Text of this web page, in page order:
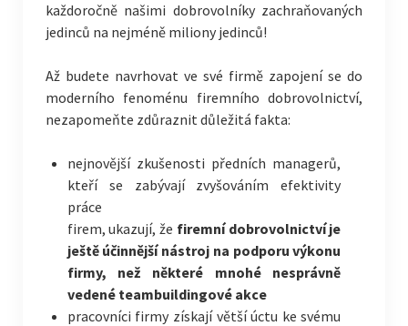
každoročně našimi dobrovolníky zachraňovaných
jedinců na nejméně miliony jedinců!
Až budete navrhovat ve své firmě zapojení se do
moderního fenoménu firemního dobrovolnictví,
nezapomeňte zdůraznit důležitá fakta:
nejnovější zkušenosti předních managerů,
kteří se zabývají zvyšováním efektivity
práce
firem, ukazují, že firemní dobrovolnictví je
ještě účinnější nástroj na podporu výkonu
firmy, než některé mnohé nesprávně
vedené teambuildingové akce
pracovníci firmy získají větší úctu ke svému